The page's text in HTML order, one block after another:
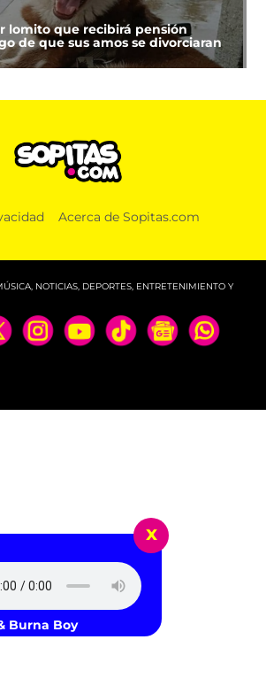
lomito que recibirá pensión
de que sus amos se divorciaran
Acerca de Sopitas.com
NOTICIAS, DEPORTES, ENTRETENIMIENTO Y
x
Boy - Dai Dai